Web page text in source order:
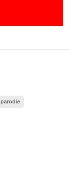
parodie